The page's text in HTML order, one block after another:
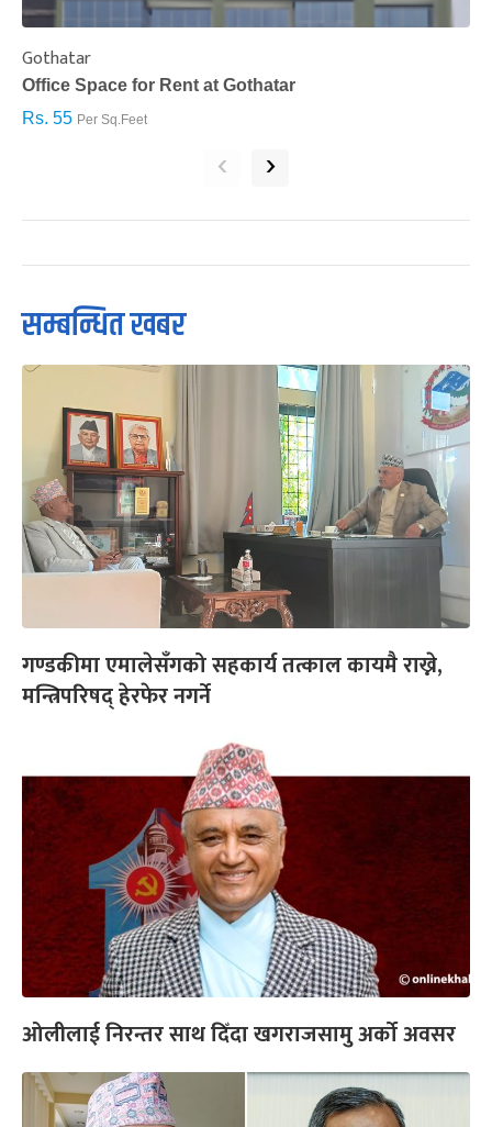
Gothatar
Office Space for Rent at Gothatar
Rs. 55 Per Sq.Feet
‹ ›
सम्बन्धित खबर
गण्डकीमा एमालेसँगको सहकार्य तत्काल कायमै राख्ने,
मन्त्रिपरिषद् हेरफेर नगर्ने
ओलीलाई निरन्तर साथ दिँदा खगराजसामु अर्को अवसर